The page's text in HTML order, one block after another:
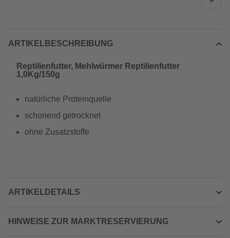
ARTIKELBESCHREIBUNG
Reptilienfutter, Mehlwürmer Reptilienfutter
1,0Kg/150g
natürliche Proteinquelle
schonend getrocknet
ohne Zusatzstoffe
ARTIKELDETAILS
HINWEISE ZUR MARKTRESERVIERUNG